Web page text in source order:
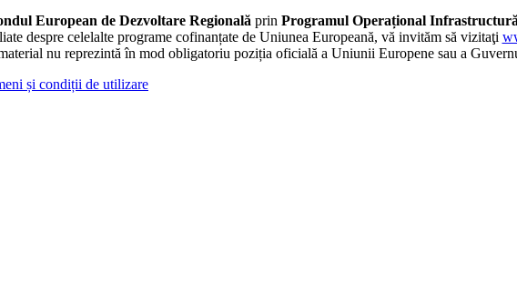
European de Dezvoltare Regională prin Programul Operațional
despre celelalte programe cofinanțate de Uniunea Europeană, vă invităm să vizitaţi
nu reprezintă în mod obligatoriu poziția oficială a Uniunii Europene sau a
și condiții de utilizare